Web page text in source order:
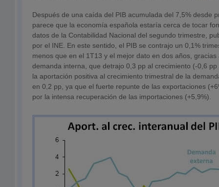
Después de una caída del PIB acumulada del 7,5% desde
parece que la economía española estaría cerca de tocar
datos de la Contabilidad Nacional del segundo trimestre,
por el INE. En este sentido, el PIB se contrajo un 0,1%
menos que en el 1T13 y el mejor dato en dos años,
demanda interna, que detrajo 0,3 pp al crecimiento (-0,6
la aportación positiva al crecimiento trimestral de la
en 0,2 pp, ya que el fuerte repunte de las exportaciones
por la intensa recuperación de las importaciones (+5,9%).